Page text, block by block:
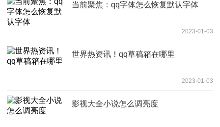
当前聚焦：qq字体怎么恢复默认字体
2023-01-03
世界热资讯！qq草稿箱在哪里
2023-01-03
影视大全小说怎么调亮度